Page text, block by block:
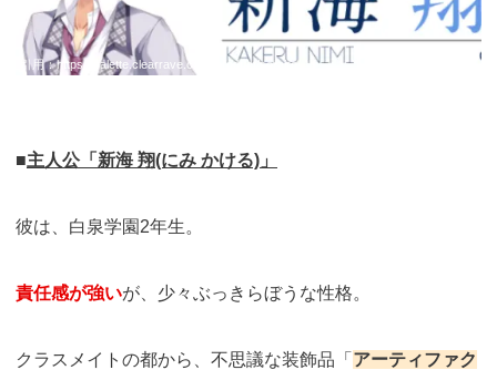
引用：https://palette.clearrave.co.jp/product/sorairo/
■主人公「新海 翔(にみ かける)」
彼は、白泉学園2年生。
責任感が強いが、少々ぶっきらぼうな性格。
クラスメイトの都から、不思議な装飾品「 アーティファク